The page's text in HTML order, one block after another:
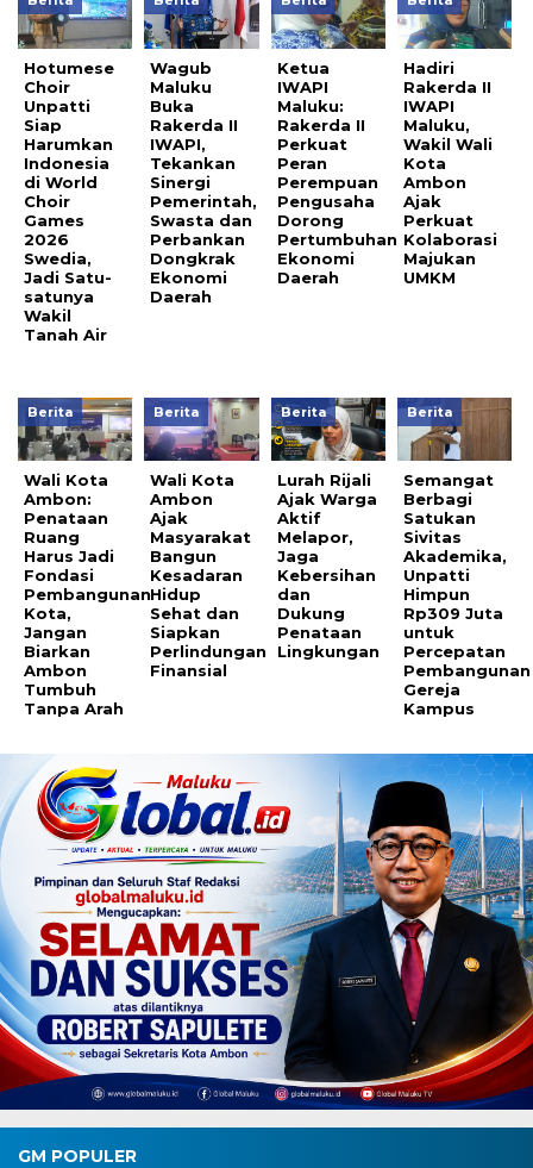
Hotumese
Choir
Unpatti
Siap
Harumkan
Indonesia
di World
Choir
Games
2026
Swedia,
Jadi Satu-
satunya
Wakil
Tanah Air
Wagub
Maluku
Buka
Rakerda II
IWAPI,
Tekankan
Sinergi
Pemerintah,
Swasta dan
Perbankan
Dongkrak
Ekonomi
Daerah
Ketua
IWAPI
Maluku:
Rakerda II
Perkuat
Peran
Perempuan
Pengusaha
Dorong
Pertumbuhan
Ekonomi
Daerah
Hadiri
Rakerda II
IWAPI
Maluku,
Wakil Wali
Kota
Ambon
Ajak
Perkuat
Kolaborasi
Majukan
UMKM
Berita
Wali Kota
Ambon:
Penataan
Ruang
Harus Jadi
Fondasi
Pembangunan
Kota,
Jangan
Biarkan
Ambon
Tumbuh
Tanpa Arah
Berita
Wali Kota
Ambon
Ajak
Masyarakat
Bangun
Kesadaran
Hidup
Sehat dan
Siapkan
Perlindungan
Finansial
Berita
Lurah Rijali
Ajak Warga
Aktif
Melapor,
Jaga
Kebersihan
dan
Dukung
Penataan
Lingkungan
Berita
Semangat
Berbagi
Satukan
Sivitas
Akademika,
Unpatti
Himpun
Rp309 Juta
untuk
Percepatan
Pembangunan
Gereja
Kampus
GM POPULER